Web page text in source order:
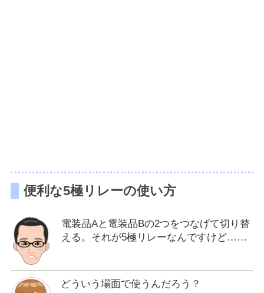
便利な5極リレーの使い方
電装品Aと電装品Bの2つをつなげて切り替
える。それが5極リレーなんですけど……
どういう場面で使うんだろう？